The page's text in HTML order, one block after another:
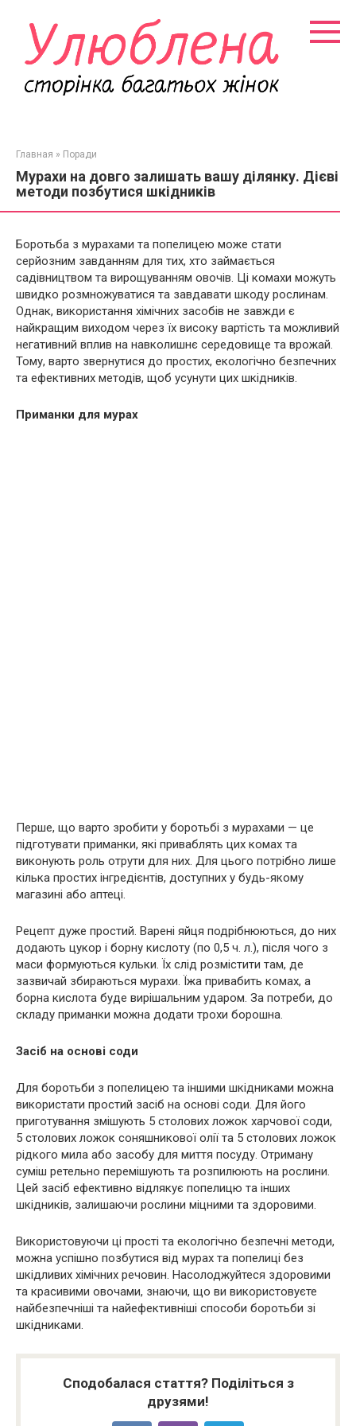
контенту
Главная » Поради
Мурахи на довго залишать вашу ділянку. Дієві
методи позбутися шкідників
Боротьба з мурахами та попелицею може стати
серйозним завданням для тих, хто займається
садівництвом та вирощуванням овочів. Ці комахи можуть
швидко розмножуватися та завдавати шкоду рослинам.
Однак, використання хімічних засобів не завжди є
найкращим виходом через їх високу вартість та можливий
негативний вплив на навколишнє середовище та врожай.
Тому, варто звернутися до простих, екологічно безпечних
та ефективних методів, щоб усунути цих шкідників.
Приманки для мурах
Перше, що варто зробити у боротьбі з мурахами — це
підготувати приманки, які приваблять цих комах та
виконують роль отрути для них. Для цього потрібно лише
кілька простих інгредієнтів, доступних у будь-якому
магазині або аптеці.
Рецепт дуже простий. Варені яйця подрібнюються, до них
додають цукор і борну кислоту (по 0,5 ч. л.), після чого з
маси формуються кульки. Їх слід розмістити там, де
зазвичай збираються мурахи. Їжа привабить комах, а
борна кислота буде вирішальним ударом. За потреби, до
складу приманки можна додати трохи борошна.
Засіб на основі соди
Для боротьби з попелицею та іншими шкідниками можна
використати простий засіб на основі соди. Для його
приготування змішують 5 столових ложок харчової соди,
5 столових ложок соняшникової олії та 5 столових ложок
рідкого мила або засобу для миття посуду. Отриману
суміш ретельно перемішують та розпилюють на рослини.
Цей засіб ефективно відлякує попелицю та інших
шкідників, залишаючи рослини міцними та здоровими.
Використовуючи ці прості та екологічно безпечні методи,
можна успішно позбутися від мурах та попелиці без
шкідливих хімічних речовин. Насолоджуйтеся здоровими
та красивими овочами, знаючи, що ви використовуєте
найбезпечніші та найефективніші способи боротьби зі
шкідниками.
Сподобалася стаття? Поділіться з
друзями!